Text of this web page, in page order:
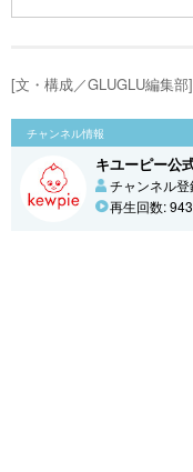
[文・構成／GLUGLU編集部]
チャンネル情報
キユーピー公
チャンネル
再生回数: